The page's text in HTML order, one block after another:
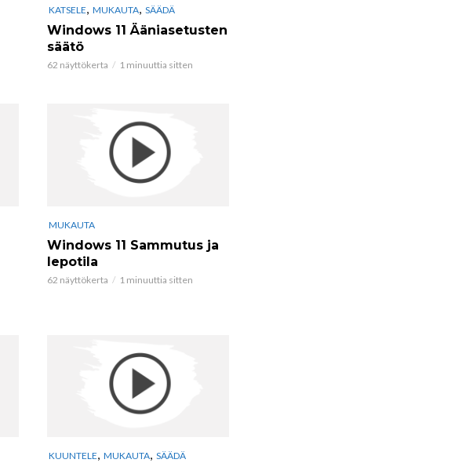
KATSELE, MUKAUTA, SÄÄDÄ
Windows 11 Ääniasetusten
säätö
62 näyttökerta 1 minuuttia sitten
MUKAUTA
Windows 11 Sammutus ja
lepotila
62 näyttökerta 1 minuuttia sitten
KUUNTELE, MUKAUTA, SÄÄDÄ